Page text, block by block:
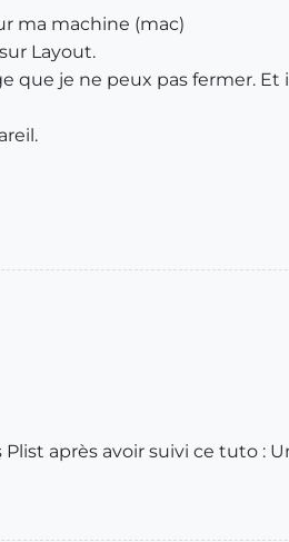
ma machine (mac)
Layout.
que je ne peux pas fermer.
après avoir suivi ce tuto :